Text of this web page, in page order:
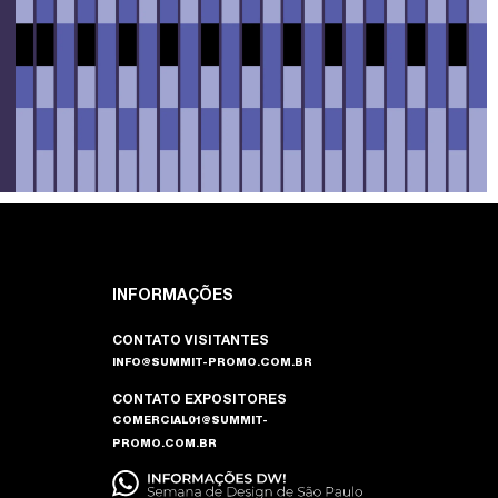
INFORMAÇÕES
CONTATO VISITANTES
INFO@SUMMIT-PROMO.COM.BR
CONTATO EXPOSITORES
COMERCIAL01@SUMMIT-
PROMO.COM.BR